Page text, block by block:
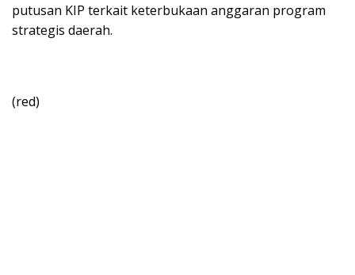
putusan KIP terkait keterbukaan anggaran program
strategis daerah.
(red)